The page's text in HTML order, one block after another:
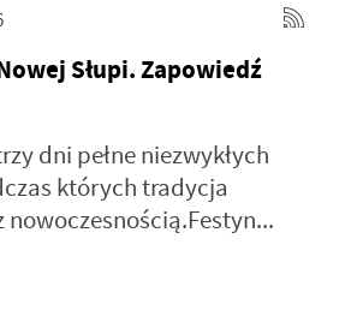
Słupi. Zapowiedź
dni pełne niezwykłych
których tradycja
nowoczesnością.Festyn...